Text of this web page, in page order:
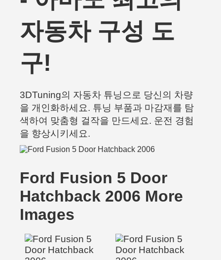
자동차 구성 도
구!
3DTuning의 자동차 튜닝으로 당신의 차량
을 개인화하세요. 튜닝 부품과 마감재를 탐
색하여 맞춤형 걸작을 만드세요. 운전 경험
을 향상시키세요.
Ford Fusion 5 Door
Hatchback 2006 More
Images